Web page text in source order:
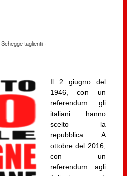
Schegge taglienti·
Il 2 giugno del
1946, con un
referendum gli
italiani hanno
scelto la
repubblica. A
ottobre del 2016,
con un
referendum agli